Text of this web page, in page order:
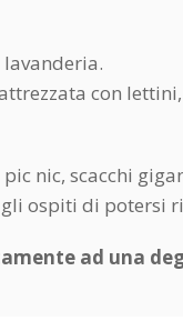
con
pic nic, scacchi
ospiti di potersi
ad una